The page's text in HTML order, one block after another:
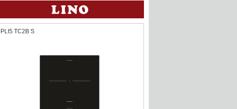
PLI5 TC2B S